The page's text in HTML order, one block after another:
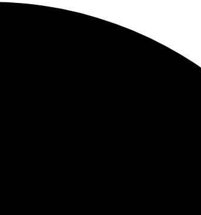
Nutzen Sie die praktischen FRITZ!Apps, um
Ihre Daten zuzugreifen, im Heimnetz zu
ebenso wie die Updates kostenlos.